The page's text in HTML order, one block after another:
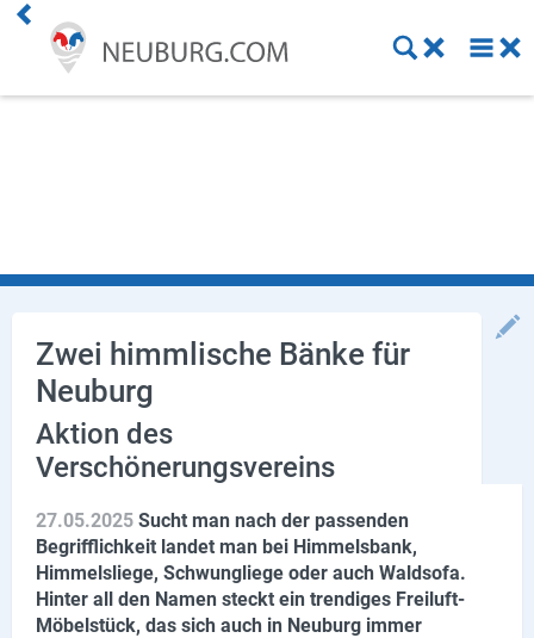
Zwei himmlische Bänke für
Neuburg
Aktion des
Verschönerungsvereins
27.05.2025 Sucht man nach der passenden
Begrifflichkeit landet man bei Himmelsbank,
Himmelsliege, Schwungliege oder auch Waldsofa.
Hinter all den Namen steckt ein trendiges Freiluft-
Möbelstück, das sich auch in Neuburg immer
Dienstleistung
Gesundheit
Freizeit
Stellenanzeigen
Lieferdienste
Premium